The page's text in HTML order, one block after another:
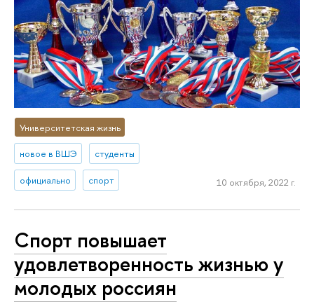
Университетская жизнь
новое в ВШЭ студенты
официально спорт 10 октября, 2022 г.
Спорт повышает
удовлетворенность жизнью у
молодых россиян